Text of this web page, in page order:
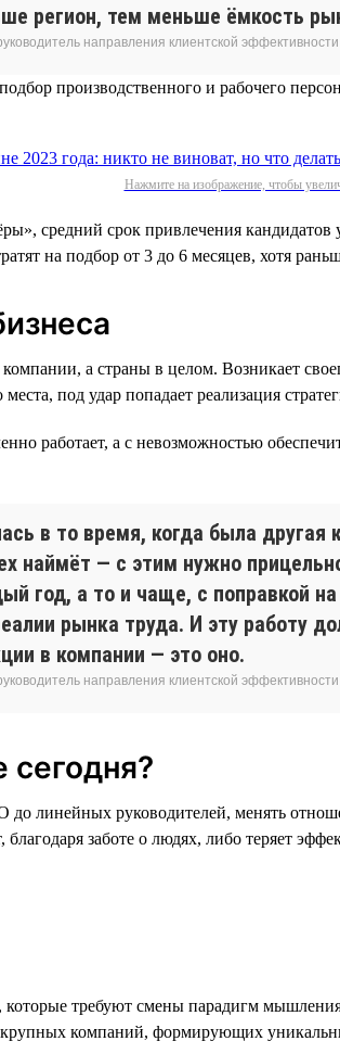
регион, тем меньше ёмкость
направления клиентской эффективности
производственного и рабочего
Нажмите на изображение, чтобы
средний срок привлечения
на подбор от 3 до 6 месяцев, хотя
а страны в целом. Возникает
места, под удар попадает реализация
работает, а с невозможностью
в то время, когда была
наймёт — с этим нужно
год, а то и чаще, с поправкой
рынка труда. И эту работу
в компании — это оно.
направления клиентской эффективности
линейных руководителей, менять
заботе о людях, либо теряет
требуют смены парадигм
крупных компаний, формирующих